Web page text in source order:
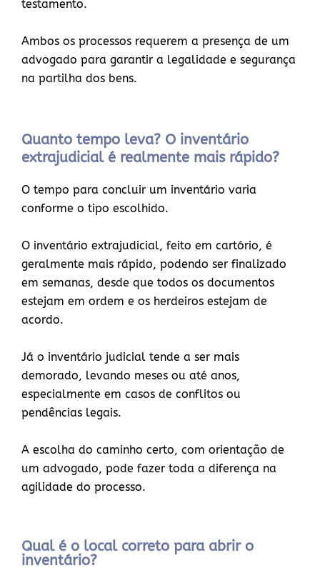
testamento.
Ambos os processos requerem a presença de um
advogado para garantir a legalidade e segurança
na partilha dos bens.
Quanto tempo leva? O inventário
extrajudicial é realmente mais rápido?
O tempo para concluir um inventário varia
conforme o tipo escolhido.
O inventário extrajudicial, feito em cartório, é
geralmente mais rápido, podendo ser finalizado
em semanas, desde que todos os documentos
estejam em ordem e os herdeiros estejam de
acordo.
Já o inventário judicial tende a ser mais
demorado, levando meses ou até anos,
especialmente em casos de conflitos ou
pendências legais.
A escolha do caminho certo, com orientação de
um advogado, pode fazer toda a diferença na
agilidade do processo.
Qual é o local correto para abrir o
inventário?